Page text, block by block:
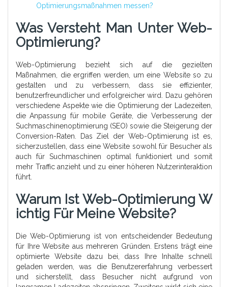
Optimierungsmaßnahmen messen?
Was Versteht Man Unter Web-
Optimierung?
Web-Optimierung bezieht sich auf die gezielten
Maßnahmen, die ergriffen werden, um eine Website so zu
gestalten und zu verbessern, dass sie effizienter,
benutzerfreundlicher und erfolgreicher wird. Dazu gehören
verschiedene Aspekte wie die Optimierung der Ladezeiten,
die Anpassung für mobile Geräte, die Verbesserung der
Suchmaschinenoptimierung (SEO) sowie die Steigerung der
Conversion-Raten. Das Ziel der Web-Optimierung ist es,
sicherzustellen, dass eine Website sowohl für Besucher als
auch für Suchmaschinen optimal funktioniert und somit
mehr Traffic anzieht und zu einer höheren Nutzerinteraktion
führt.
Warum Ist Web-Optimierung W
Ichtig Für Meine Website?
Die Web-Optimierung ist von entscheidender Bedeutung
für Ihre Website aus mehreren Gründen. Erstens trägt eine
optimierte Website dazu bei, dass Ihre Inhalte schnell
geladen werden, was die Benutzererfahrung verbessert
und sicherstellt, dass Besucher nicht aufgrund von